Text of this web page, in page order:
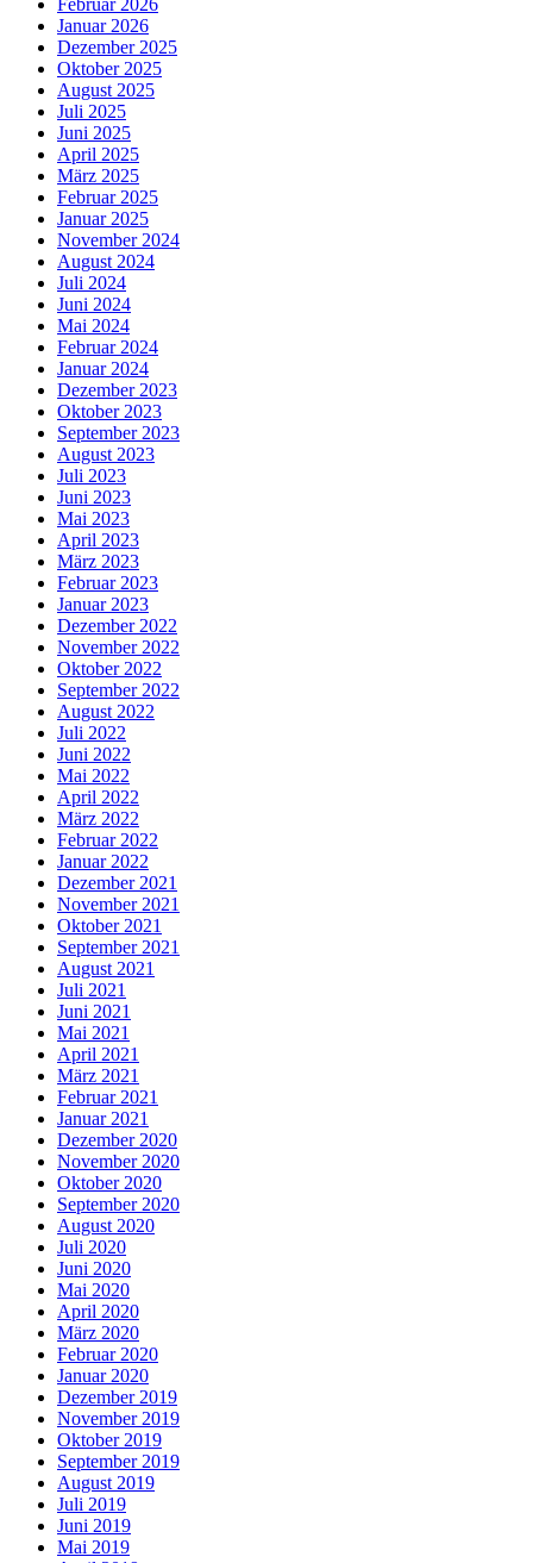
Februar 2026
Januar 2026
Dezember 2025
Oktober 2025
August 2025
Juli 2025
Juni 2025
April 2025
März 2025
Februar 2025
Januar 2025
November 2024
August 2024
Juli 2024
Juni 2024
Mai 2024
Februar 2024
Januar 2024
Dezember 2023
Oktober 2023
September 2023
August 2023
Juli 2023
Juni 2023
Mai 2023
April 2023
März 2023
Februar 2023
Januar 2023
Dezember 2022
November 2022
Oktober 2022
September 2022
August 2022
Juli 2022
Juni 2022
Mai 2022
April 2022
März 2022
Februar 2022
Januar 2022
Dezember 2021
November 2021
Oktober 2021
September 2021
August 2021
Juli 2021
Juni 2021
Mai 2021
April 2021
März 2021
Februar 2021
Januar 2021
Dezember 2020
November 2020
Oktober 2020
September 2020
August 2020
Juli 2020
Juni 2020
Mai 2020
April 2020
März 2020
Februar 2020
Januar 2020
Dezember 2019
November 2019
Oktober 2019
September 2019
August 2019
Juli 2019
Juni 2019
Mai 2019